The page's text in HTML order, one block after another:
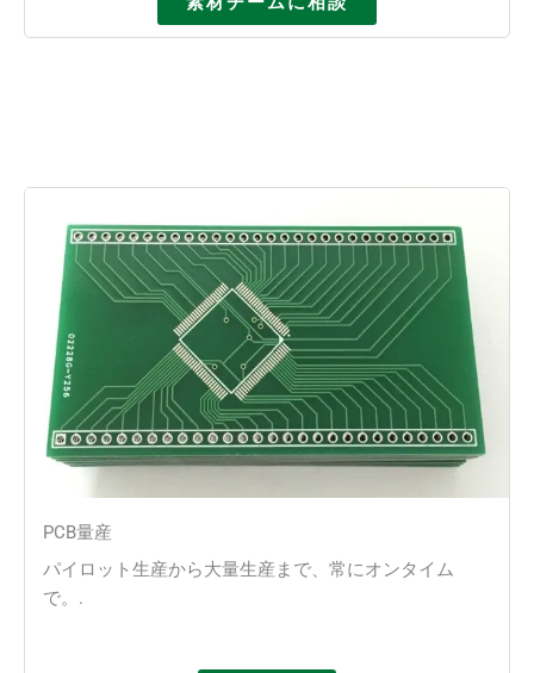
PCB量産
パイロット生産から大量生産まで、常にオンタイム
で。.